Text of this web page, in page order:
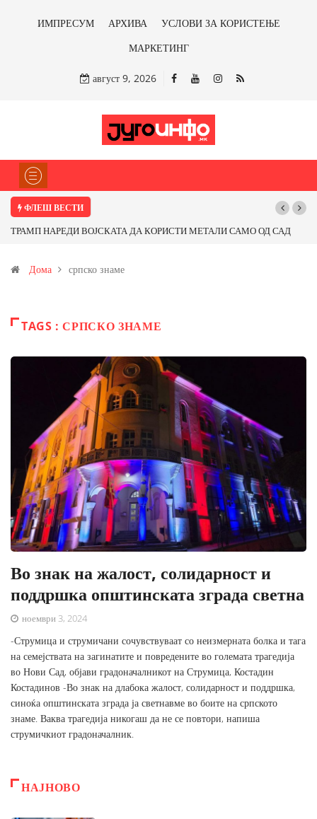
ИМПРЕСУМ АРХИВА
УСЛОВИ ЗА КОРИСТЕЊЕ
МАРКЕТИНГ
август 9, 2026
ФЛЕШ ВЕСТИ
ТРАМП НАРЕДИ ВОЈСКАТА ДА КОРИСТИ МЕТАЛИ САМО ОД САД
Иловица и со антимонот?
Дома српско знаме
TAGS : СРПСКО ЗНАМЕ
Во знак на жалост, солидарност и
поддршка општинската зграда светна
ноември 3, 2024
-Струмица и струмичани сочувствуваат со неизмерната болка и тага
на семејствата на загинатите и повредените во големата трагедија
во Нови Сад, објави градоначалникот на Струмица, Костадин
Костадинов -Во знак на длабока жалост, солидарност и поддршка,
синоќа општинската зграда ја светнавме во боите на српското
знаме. Ваква трагедија никогаш да не се повтори, напиша
струмичкиот градоначалник.
НАЈНОВО